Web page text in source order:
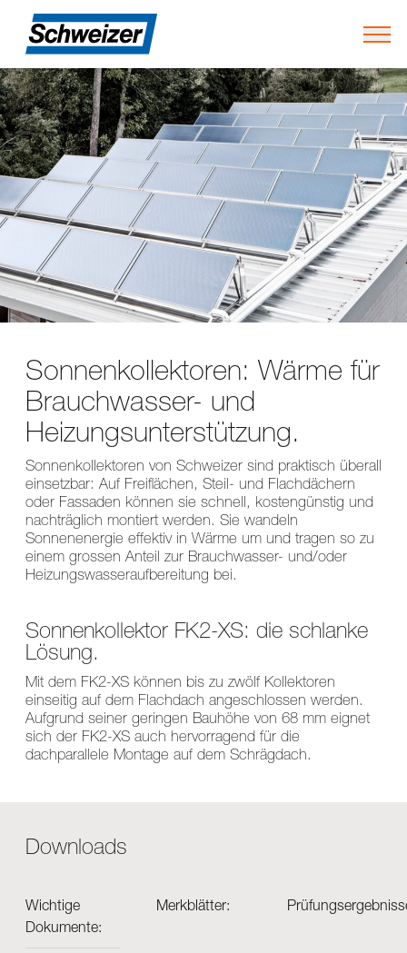
Sonnenkollektoren: Wärme für
Brauchwasser- und
Heizungsunterstützung.
Sonnenkollektoren von Schweizer sind praktisch überall
einsetzbar: Auf Freiflächen, Steil- und Flachdächern
oder Fassaden können sie schnell, kostengünstig und
nachträglich montiert werden. Sie wandeln
Sonnenenergie effektiv in Wärme um und tragen so zu
einem grossen Anteil zur Brauchwasser- und/oder
Heizungswasseraufbereitung bei.
Sonnenkollektor FK2-XS: die schlanke
Lösung.
Mit dem FK2-XS können bis zu zwölf Kollektoren
einseitig auf dem Flachdach angeschlossen werden.
Aufgrund seiner geringen Bauhöhe von 68 mm eignet
sich der FK2-XS auch hervorragend für die
dachparallele Montage auf dem Schrägdach.
Downloads
Wichtige
Dokumente:
Merkblätter: